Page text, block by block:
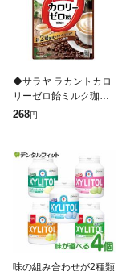
◆サラヤ ラカントカロ
リーゼロ飴ミルク珈琲
味 1袋
268円
味の組み合わせが2種類